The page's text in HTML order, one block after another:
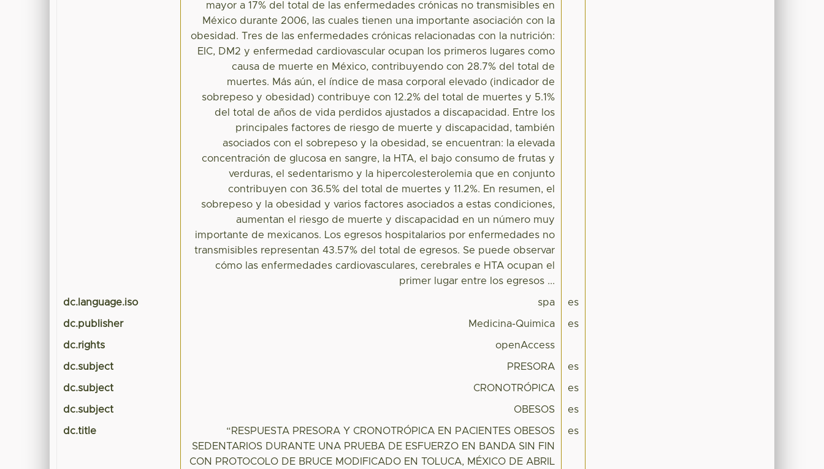
mayor a 17% del total de las enfermedades crónicas no transmisibles en
México durante 2006, las cuales tienen una importante asociación con la
obesidad. Tres de las enfermedades crónicas relacionadas con la nutrición:
EIC, DM2 y enfermedad cardiovascular ocupan los primeros lugares como
causa de muerte en México, contribuyendo con 28.7% del total de
muertes. Más aún, el índice de masa corporal elevado (indicador de
sobrepeso y obesidad) contribuye con 12.2% del total de muertes y 5.1%
del total de años de vida perdidos ajustados a discapacidad. Entre los
principales factores de riesgo de muerte y discapacidad, también
asociados con el sobrepeso y la obesidad, se encuentran: la elevada
concentración de glucosa en sangre, la HTA, el bajo consumo de frutas y
verduras, el sedentarismo y la hipercolesterolemia que en conjunto
contribuyen con 36.5% del total de muertes y 11.2%. En resumen, el
sobrepeso y la obesidad y varios factores asociados a estas condiciones,
aumentan el riesgo de muerte y discapacidad en un número muy
importante de mexicanos. Los egresos hospitalarios por enfermedades no
transmisibles representan 43.57% del total de egresos. Se puede observar
cómo las enfermedades cardiovasculares, cerebrales e HTA ocupan el
primer lugar entre los egresos ...
dc.language.iso spa es
dc.publisher Medicina-Quimica es
dc.rights openAccess
dc.subject PRESORA es
dc.subject CRONOTRÓPICA es
dc.subject OBESOS es
dc.title
“RESPUESTA PRESORA Y CRONOTRÓPICA EN PACIENTES OBESOS
SEDENTARIOS DURANTE UNA PRUEBA DE ESFUERZO EN BANDA SIN FIN
CON PROTOCOLO DE BRUCE MODIFICADO EN TOLUCA, MÉXICO DE ABRIL
es